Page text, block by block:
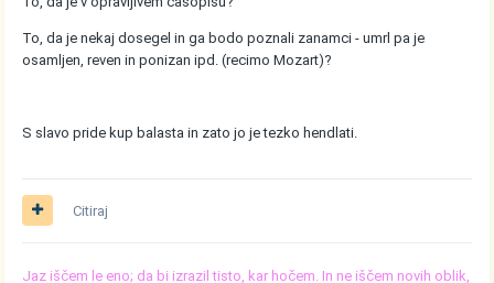
To, da je nekaj dosegel in ga bodo poznali zanamci - umrl pa je
osamljen, reven in ponizan ipd. (recimo Mozart)?
S slavo pride kup balasta in zato jo je tezko hendlati.
Citiraj
Jaz iščem le eno; da bi izrazil tisto, kar hočem. In ne iščem novih oblik,